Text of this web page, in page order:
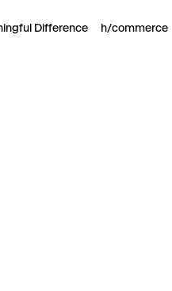
Difference h/commerce